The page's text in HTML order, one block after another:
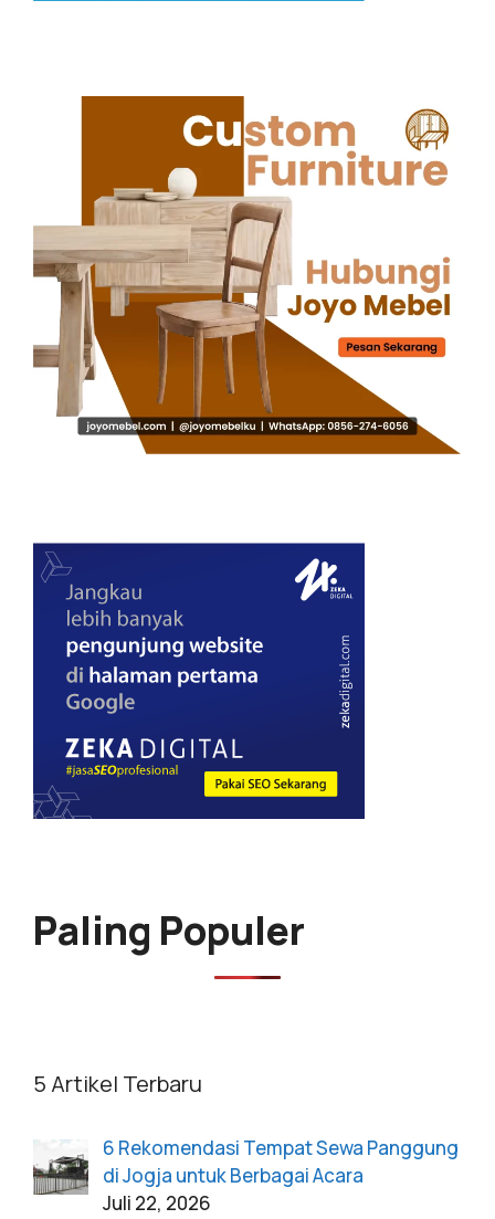
Paling Populer
5 Artikel Terbaru
6 Rekomendasi Tempat Sewa Panggung
di Jogja untuk Berbagai Acara
Juli 22, 2026